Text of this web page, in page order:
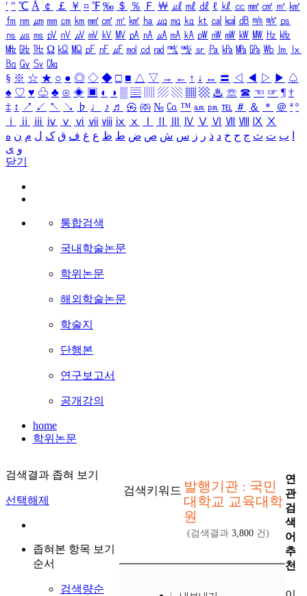
′ ″ ℃ Å ￠ ￡ ￥ ¤ ℉ ‰ ＄ ％ Ｆ ￦ ㎕ ㎖ ㎗ ℓ ㎘ ㏄ ㎣ ㎤ ㎥ ㎦
㎙ ㎚ ㎛ ㎜ ㎝ ㎞ ㎟ ㎠ ㎡ ㎢ ㏊ ㎍ ㎎ ㎏ ㏏ ㎈ ㎉ ㏈ ㎧ ㎨ ㎰
㎱ ㎲ ㎳ ㎴ ㎵ ㎶ ㎷ ㎸ ㎹ ㎀ ㎁ ㎂ ㎃ ㎄ ㎺ ㎻ ㎽ ㎾ ㎿ ㎐ ㎑
㎒ ㎓ ㎔ Ω ㏀ ㏁ ㎊ ㎋ ㎌ ㏖ ㏅ ㎭ ㎮ ㎯ ㏛ ㎩ ㎪ ㎫ ㎬ ㏝ ㏐
㏓
㏃ ㏉ ㏜ ㏆
§ ※ ☆ ★ ○ ● ◎ ◇ ◆ □ ■ △ ▽ → ← ↑ ↓ ↔ 〓 ◁ ◀ ▷ ▶ ♤
♠ ♡ ♥ ♧ ♣ ⊙ ◈ ▣ ◐ ◑ ▒ ▤ ▨ ▧ ▦ ▩ ♨ ☏ ☎ ☜ ☞ ¶ †
‡ ↕ ↗ ↙ ↖ ↘ ♭ ♩ ♪ ♬ ㉿ ㈜ № ㏇ ™ ㏂ ㏘ ℡ ＃ ＆ ＊ ＠ ª º
ⅰ
ⅱ ⅲ ⅳ ⅴ ⅵ ⅶ ⅷ ⅸ ⅹ Ⅳ Ⅴ Ⅵ Ⅶ Ⅷ Ⅸ Ⅹ
ب ت ث ج ح خ د ذ ر ز س ش ص ض ط ظ ع غ ف ق ک ل م ن ه
و ی
닫기
통합검색
국내학술논문
학위논문
해외학술논문
학술지
단행본
연구보고서
공개강의
home
학위논문
검색결과 좁혀 보기
선택해제
좁혀본 항목 보기
순서
검색량순
검색키워드 발행기관 : 국민
대학교 교육대학
원
(검색결과 3,800 건)
연
관
검
색
어
추
천